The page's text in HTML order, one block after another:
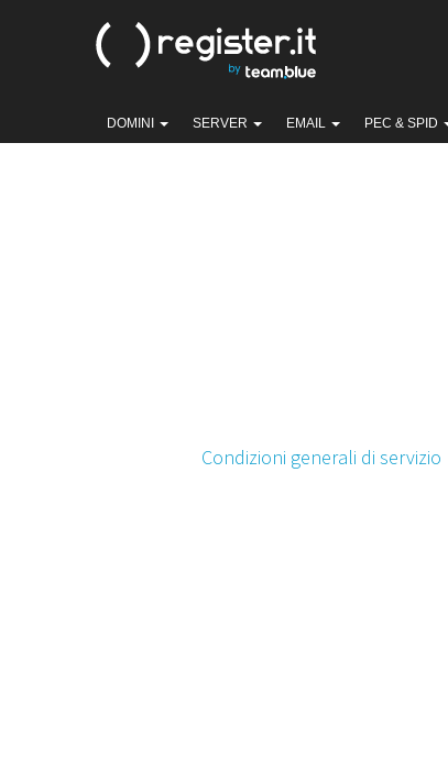
DOMINI SERVER EMAIL PEC & SPID
Condizioni generali di servizio